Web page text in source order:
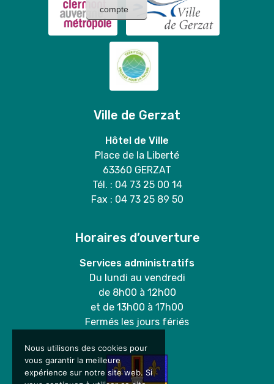
compte
Ville de Gerzat
Hôtel de Ville
Place de la Liberté
63360 GERZAT
Tél. : 04 73 25 00 14
Fax : 04 73 25 89 50
Horaires d’ouverture
Services administratifs
Du lundi au vendredi
de 8h00 à 12h00
et de 13h00 à 17h00
Fermés les jours fériés
Nous utilisons des cookies pour
vous garantir la meilleure
expérience sur notre site web. Si